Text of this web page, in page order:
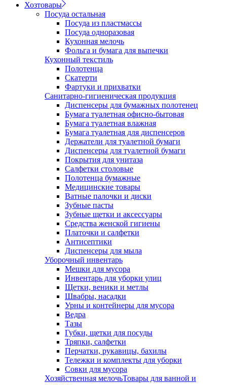
Хозтовары
Посуда остальная
Посуда из пластмассы
Посуда одноразовая
Кухонная мелочь
Фольга и бумага для выпечки
Кухонный текстиль
Полотенца
Скатерти
Фартуки и прихватки
Санитарно-гигиеническая продукция
Диспенсеры для бумажных полотенец
Бумага туалетная офисно-бытовая
Бумага туалетная влажная
Бумага туалетная для диспенсеров
Держатели для туалетной бумаги
Диспенсеры для туалетной бумаги
Покрытия для унитаза
Салфетки столовые
Полотенца бумажные
Медицинские товары
Ватные палочки и диски
Зубные пасты
Зубные щетки и аксессуары
Средства женской гигиены
Платочки и салфетки
Антисептики
Диспенсеры для мыла
Уборочный инвентарь
Мешки для мусора
Инвентарь для уборки улиц
Щетки, веники и метлы
Швабры, насадки
Урны и контейнеры для мусора
Ведра
Тазы
Губки, щетки для посуды
Тряпки, салфетки
Перчатки, рукавицы, бахилы
Тележки и комплекты для уборки
Совки для мусора
Хозяйственная мелочьТовары для ванной и